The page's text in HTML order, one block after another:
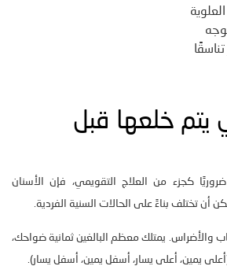
يتم خلعها قبل
كجزء من العلاج التقويمي، فإن الأسنان
أن تختلف بناءً على الحالات السنية الفردية.
والأضراس. يمتلك معظم البالغين ثمانية ضواحك،
يمين، أعلى يسار، أسفل يمين، أسفل يسار).